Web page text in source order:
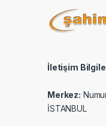
İletişim
Merkez:
İSTANBUL